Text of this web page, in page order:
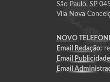
São Paulo, SP
Vila Nova
NOVO
Email Redação:
Email
Email